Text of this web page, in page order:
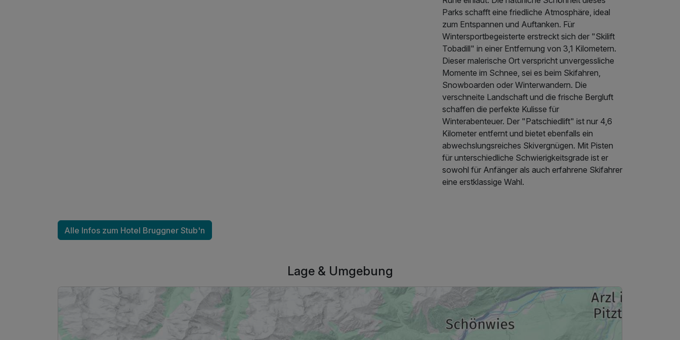
Parks schafft eine friedliche Atmosphäre, ideal
zum Entspannen und Auftanken. Für
Wintersportbegeisterte erstreckt sich der "Skilift
Tobadill" in einer Entfernung von 3,1 Kilometern.
Dieser malerische Ort verspricht unvergessliche
Momente im Schnee, sei es beim Skifahren,
Snowboarden oder Winterwandern. Die
verschneite Landschaft und die frische Bergluft
schaffen die perfekte Kulisse für
Winterabenteuer. Der "Patschiedlift" ist nur 4,6
Kilometer entfernt und bietet ebenfalls ein
abwechslungsreiches Skivergnügen. Mit Pisten
für unterschiedliche Schwierigkeitsgrade ist er
sowohl für Anfänger als auch erfahrene Skifahrer
eine erstklassige Wahl.
Alle Infos zum Hotel Bruggner Stub'n
Lage & Umgebung